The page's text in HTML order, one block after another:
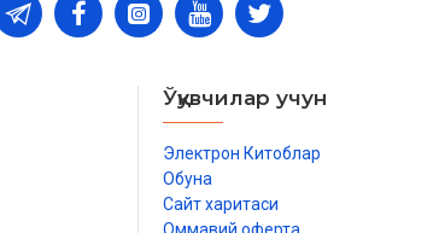
Ўқувчилар учун
Электрон Китоблар
Обуна
Сайт харитаси